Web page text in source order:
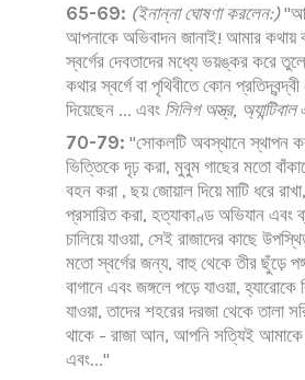
65-69: (ইনান্না ঘোষণা করলেন:)
আপনাকে অভিবাদন জানাই! আমার কথায়
স্বর্গের দেবতাদের মধ্যে ভয়ঙ্কর করে
কথার স্বর্গে বা পৃথিবীতে কোন
দিয়েছেন ... এবং সিলিগ অস্ত্র, অ্যান্টিবাল
70-79: "সোকলটি অবস্থানে স্থাপন
ভিত্তিকে দৃঢ় করা, মুবুম গাছের মতো
বহন করা , ছয় জোয়াল দিয়ে মাটি ধরে
প্রসারিত করা, হত্যাকাণ্ড অভিযান এবং
চালিয়ে যাওয়া, সেই রাজাদের কাছে
মতো স্বর্গের জন্য, বাহু থেকে তীর ছুঁড়ে
বাগানে এবং জঙ্গলে পড়ে যাওয়া, হ্যারোকে
যাওয়া, তাদের শহরের দরজা থেকে তালা
থাকে - রাজা আন, আপনি সত্যিই
এবং..."